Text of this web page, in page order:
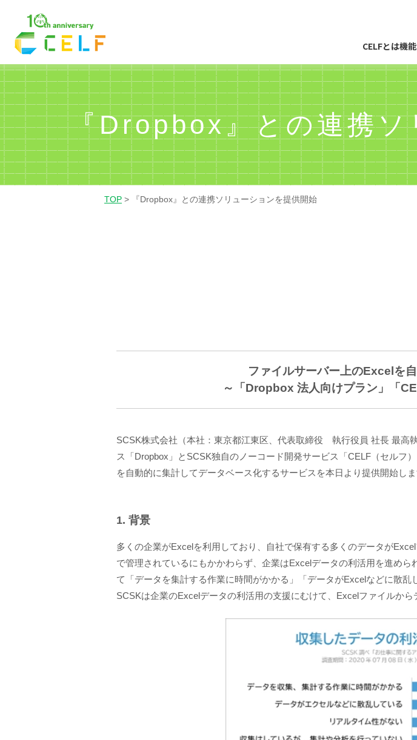
CELFとは機
『Dropbox』との連携
TOP > 『Dropbox』との連携ソリューションを提供開始
ファイルサーバー上のExcelを
～「Dropbox 法人向けプラン」「
SCSK株式会社（本社：東京都江東区、代表取締役 執行役員 社長 最高
ス「Dropbox」とSCSK独自のノーコード開発サービス「CELF（セルフ
を自動的に集計してデータベース化するサービスを本日より提供開始しま
1. 背景
多くの企業がExcelを利用しており、自社で保有する多くのデータが
で管理されているにもかかわらず、企業はExcelデータの利活用を進め
て「データを集計する作業に時間がかかる」「データがExcelなどに散乱
SCSKは企業のExcelデータの利活用の支援にむけて、Excelファイルか